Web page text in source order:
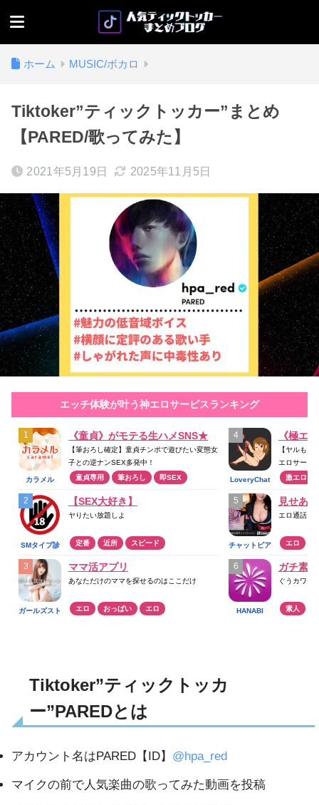
ホーム MUSIC/ボカロ
Tiktoker”ティックトッカー”まとめ
【PARED/歌ってみた】
2021年5月19日 2025年11月5日
エッチ体験が叶う神エロサービスランキング
カラメル
《童貞》がモテる生ハメSNS★
【筆おろし確定】童貞チンポで遊びたい変態女
子との逆ナンSEX多発中！
童貞専用
筆おろし 即SEX
SMタイプ診
断
【SEX大好き】
ヤりたい放題しよ
定番 近所 スピード
ガールズスト
ママ活アプリ
あなただけのママを探せるのはここだけ
エロ おっぱい エロ
LoveryChat
《極エ
【ヤルもヌ
エロサービ
激エロ
チャットピア
見せあ
エロ通話ア
エロ
HANABI
ガチ素
ぐうカワ美
素人
Tiktoker”ティックトッカ
ー”PAREDとは
アカウント名はPARED【ID】 @hpa_red
マイクの前で人気楽曲の歌ってみた動画を投稿